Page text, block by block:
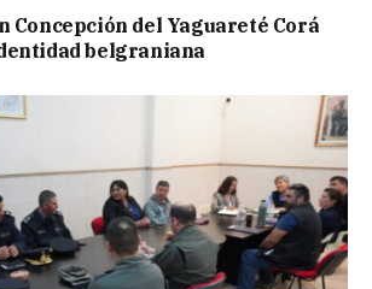
Concepción del Yaguareté Corá
belgraniana